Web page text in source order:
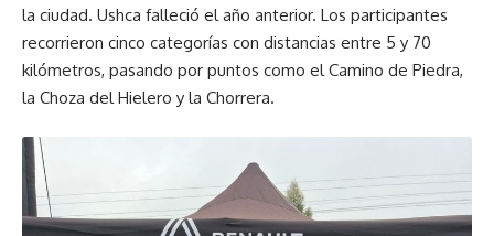
la ciudad. Ushca falleció el año anterior. Los participantes
recorrieron cinco categorías con distancias entre 5 y 70
kilómetros, pasando por puntos como el Camino de Piedra,
la Choza del Hielero y la Chorrera.